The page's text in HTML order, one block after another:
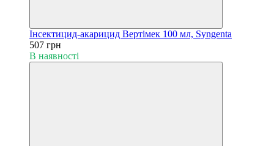
Інсектицид-акарицид Вертімек 100 мл, Syngenta
507 грн
В наявності